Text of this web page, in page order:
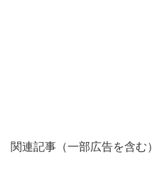
関連記事（一部広告を含む）